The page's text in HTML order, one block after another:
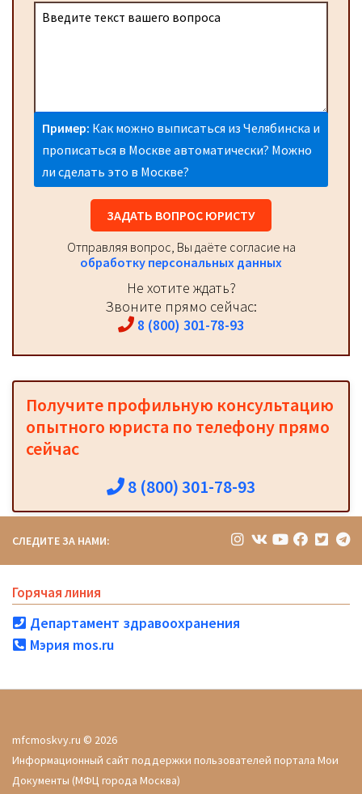
Пример: Как можно выписаться из Челябинска и
прописаться в Москве автоматически? Можно
ли сделать это в Москве?
ЗАДАТЬ ВОПРОС ЮРИСТУ
Отправляя вопрос, Вы даёте согласие на
обработку персональных данных
Не хотите ждать?
Звоните прямо сейчас:
8 (800) 301-78-93
Получите профильную консультацию
опытного юриста по телефону прямо
сейчас
8 (800) 301-78-93
СЛЕДИТЕ ЗА НАМИ:
Горячая линия
Департамент здравоохранения
Мэрия mos.ru
mfcmoskvy.ru © 2026
Информационный сайт поддержки пользователей портала Мои
Документы (МФЦ города Москва)